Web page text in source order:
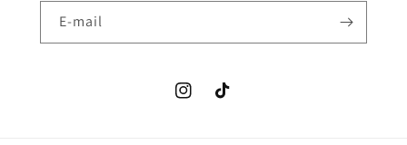
E-mail
InstagramTikTok